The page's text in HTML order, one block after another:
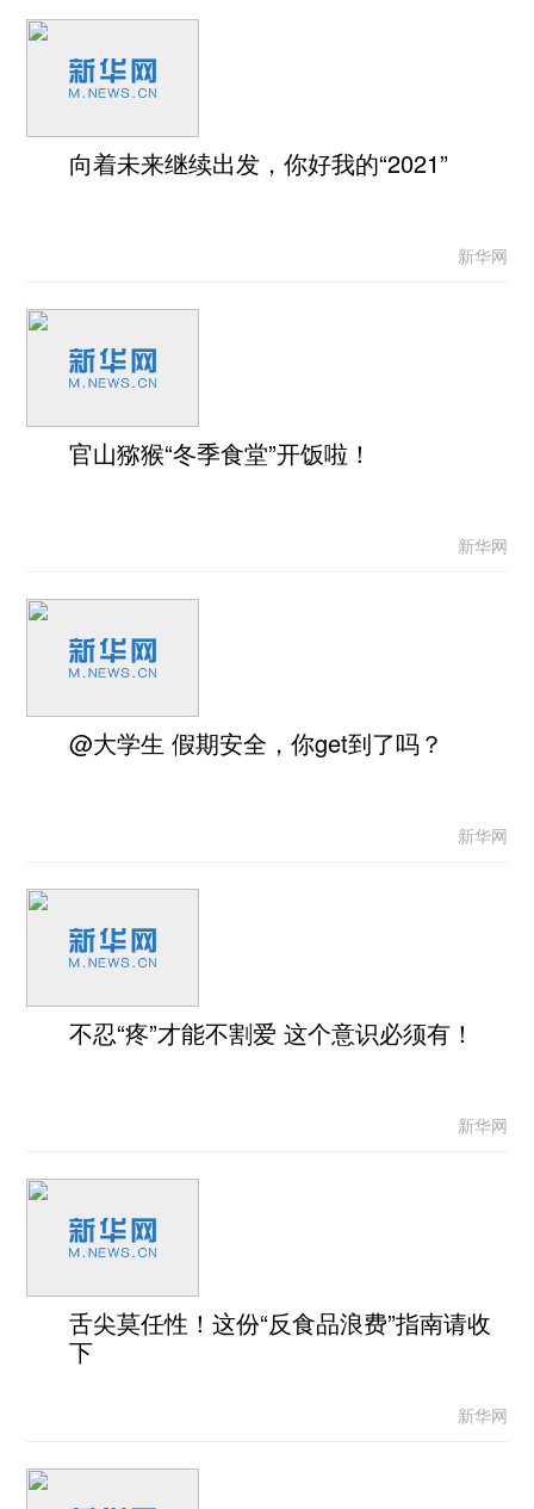
向着未来继续出发，你好我的“2021”
新华网
官山猕猴“冬季食堂”开饭啦！
新华网
@大学生 假期安全，你get到了吗？
新华网
不忍“疼”才能不割爱 这个意识必须有！
新华网
舌尖莫任性！这份“反食品浪费”指南请收
下
新华网